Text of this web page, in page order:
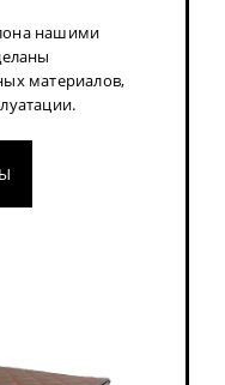
нашими
материалов,